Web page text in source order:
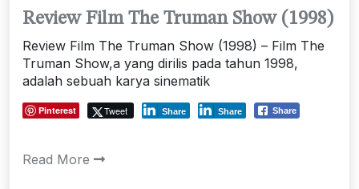
Review Film The Truman Show (1998)
Review Film The Truman Show (1998) – Film The
Truman Show,a yang dirilis pada tahun 1998,
adalah sebuah karya sinematik
Pinterest Tweet Share Share Share
Read More